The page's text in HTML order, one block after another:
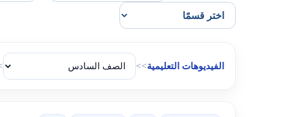
الفيديوهات التعليمية>>